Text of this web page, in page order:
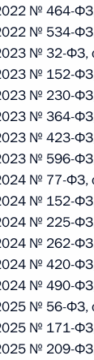
года
закон
изменения в
года
закон
изменений в
года
№ 464-
№ 534-
№ 32-
№ 152-
№ 230-
№ 364-
№ 423-
№ 596-
№ 77-
№ 152-
№ 225-
№ 262-
№ 420-
№ 490-
№ 56-
№ 171-
№ 209-